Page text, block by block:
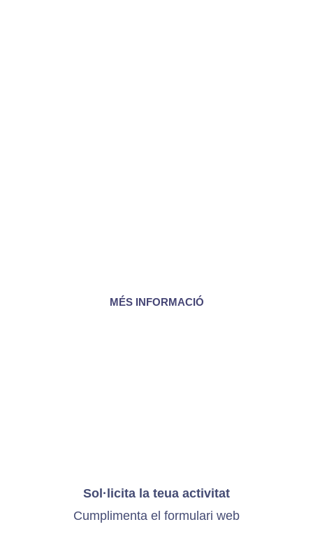
MÉS INFORMACIÓ
Sol·licita la teua activitat
Cumplimenta el formulari web